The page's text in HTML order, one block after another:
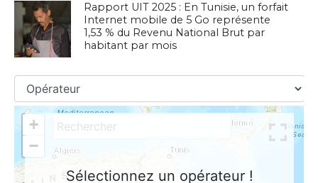
Rapport UIT 2025 : En Tunisie, un forfait
Internet mobile de 5 Go représente
1,53 % du Revenu National Brut par
habitant par mois